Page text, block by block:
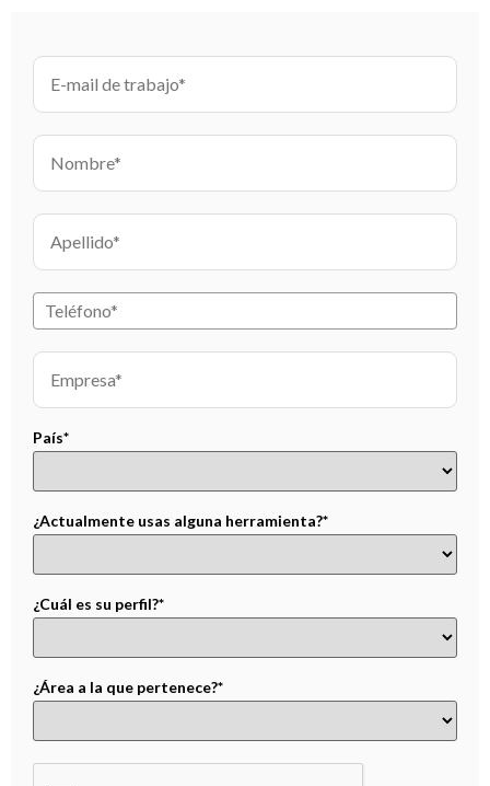
País*
¿Actualmente usas alguna herramienta?*
¿Cuál es su perfil?*
¿Área a la que pertenece?*